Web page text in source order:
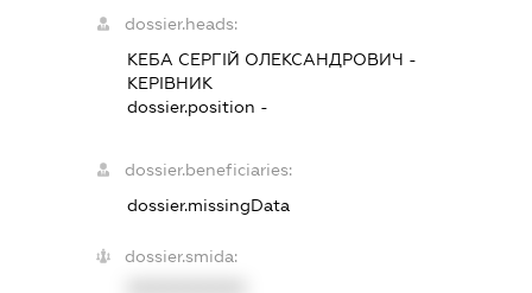
dossier.heads:
КЕБА СЕРГІЙ ОЛЕКСАНДРОВИЧ -
КЕРІВНИК
dossier.position -
dossier.beneficiaries:
dossier.missingData
dossier.smida: